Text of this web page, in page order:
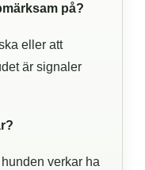
på?
eller att
är signaler
verkar ha